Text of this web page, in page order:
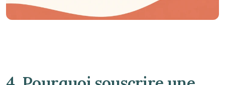
Parler à un conseiller